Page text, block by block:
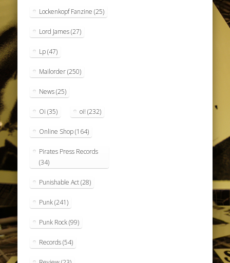
Lockenkopf Fanzine (25)
Lord James(27)
Lp(47)
Mailorder(250)
News(25)
Oi (35) oi! (232)
Online Shop(164)
Pirates Press Records
(34)
Punishable Act(28)
Punk(241)
Punk Rock(99)
Records(54)